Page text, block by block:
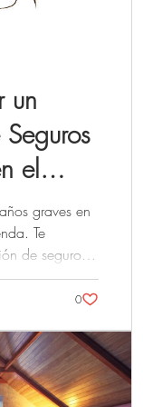
un
el
graves en
Te
de seguros
más de
y dejarte
reclamación
qué
de
0